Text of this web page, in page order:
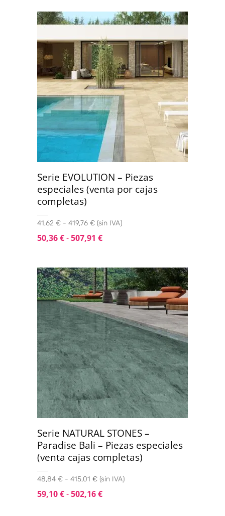
Serie EVOLUTION – Piezas
especiales (venta por cajas
completas)
41,62 € - 419,76 € (sin IVA)
50,36€-507,91 €
Serie NATURAL STONES –
Paradise Bali – Piezas especiales
(venta cajas completas)
48,84 € - 415,01 € (sin IVA)
59,10€-502,16€